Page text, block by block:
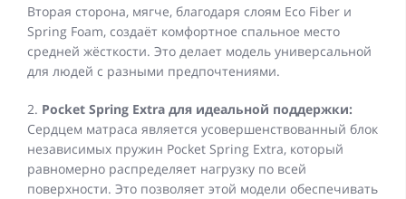
Вторая сторона, мягче, благодаря слоям Eco Fiber и
Spring Foam, создаёт комфортное спальное место
средней жёсткости. Это делает модель универсальной
для людей с разными предпочтениями.
2. Pocket Spring Extra для идеальной поддержки:
Сердцем матраса является усовершенствованный блок
независимых пружин Pocket Spring Extra, который
равномерно распределяет нагрузку по всей
поверхности. Это позволяет этой модели обеспечивать